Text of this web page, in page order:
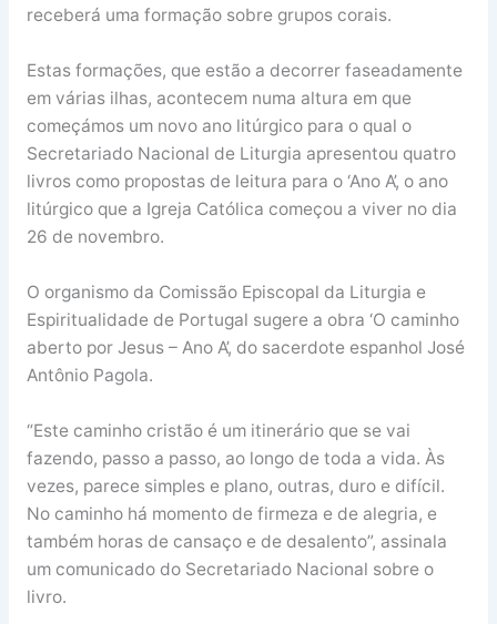
receberá uma formação sobre grupos corais.
Estas formações, que estão a decorrer faseadamente
em várias ilhas, acontecem numa altura em que
começámos um novo ano litúrgico para o qual o
Secretariado Nacional de Liturgia apresentou quatro
livros como propostas de leitura para o ‘Ano A’, o ano
litúrgico que a Igreja Católica começou a viver no dia
26 de novembro.
O organismo da Comissão Episcopal da Liturgia e
Espiritualidade de Portugal sugere a obra ‘O caminho
aberto por Jesus – Ano A’, do sacerdote espanhol José
Antônio Pagola.
“Este caminho cristão é um itinerário que se vai
fazendo, passo a passo, ao longo de toda a vida. Às
vezes, parece simples e plano, outras, duro e difícil.
No caminho há momento de firmeza e de alegria, e
também horas de cansaço e de desalento”, assinala
um comunicado do Secretariado Nacional sobre o
livro.